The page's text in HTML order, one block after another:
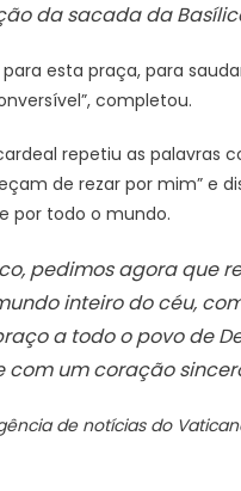
da sacada da
para esta praça, para
completou.
repetiu as palavras
de rezar por mim” e
por todo o mundo.
pedimos agora que
inteiro do céu,
a todo o povo de
um coração
de notícias do